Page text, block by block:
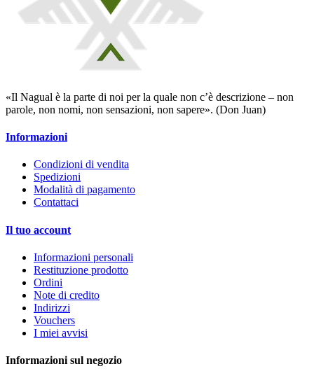
«Il Nagual è la parte di noi per la quale non c’è descrizione – non
parole, non nomi, non sensazioni, non sapere». (Don Juan)
Informazioni
Condizioni di vendita
Spedizioni
Modalità di pagamento
Contattaci
Il tuo account
Informazioni personali
Restituzione prodotto
Ordini
Note di credito
Indirizzi
Vouchers
I miei avvisi
Informazioni sul negozio